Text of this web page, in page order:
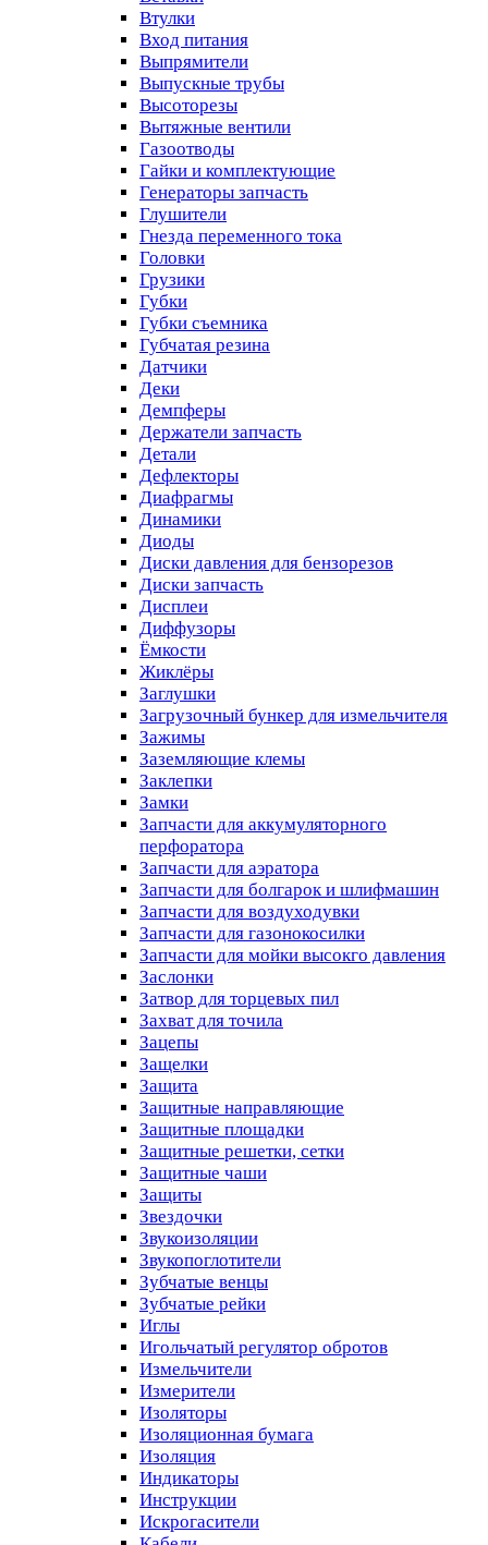
Втулки
Вход питания
Выпрямители
Выпускные трубы
Высоторезы
Вытяжные вентили
Газоотводы
Гайки и комплектующие
Генераторы запчасть
Глушители
Гнезда переменного тока
Головки
Грузики
Губки
Губки съемника
Губчатая резина
Датчики
Деки
Демпферы
Держатели запчасть
Детали
Дефлекторы
Диафрагмы
Динамики
Диоды
Диски давления для бензорезов
Диски запчасть
Дисплеи
Диффузоры
Ёмкости
Жиклёры
Заглушки
Загрузочный бункер для измельчителя
Зажимы
Заземляющие клемы
Заклепки
Замки
Запчасти для аккумуляторного
перфоратора
Запчасти для аэратора
Запчасти для болгарок и шлифмашин
Запчасти для воздуходувки
Запчасти для газонокосилки
Запчасти для мойки высокго давления
Заслонки
Затвор для торцевых пил
Захват для точила
Зацепы
Защелки
Защита
Защитные направляющие
Защитные площадки
Защитные решетки, сетки
Защитные чаши
Защиты
Звездочки
Звукоизоляции
Звукопоглотители
Зубчатые венцы
Зубчатые рейки
Иглы
Игольчатый регулятор обротов
Измельчители
Измерители
Изоляторы
Изоляционная бумага
Изоляция
Индикаторы
Инструкции
Искрогасители